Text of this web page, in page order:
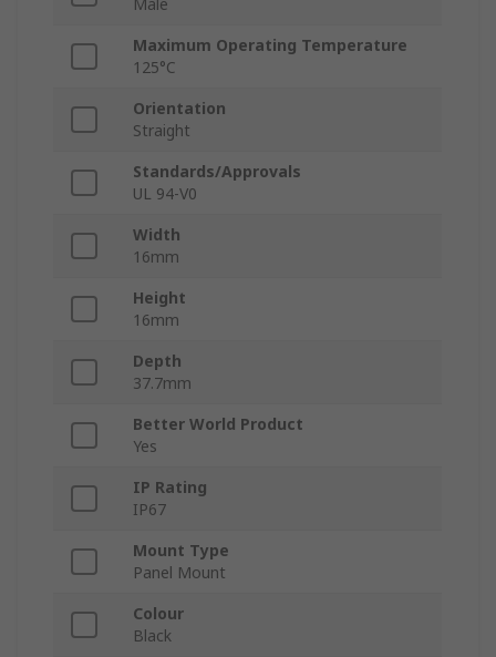
Male
Maximum Operating Temperature
125°C
Orientation
Straight
Standards/Approvals
UL 94-V0
Width
16mm
Height
16mm
Depth
37.7mm
Better World Product
Yes
IP Rating
IP67
Mount Type
Panel Mount
Colour
Black